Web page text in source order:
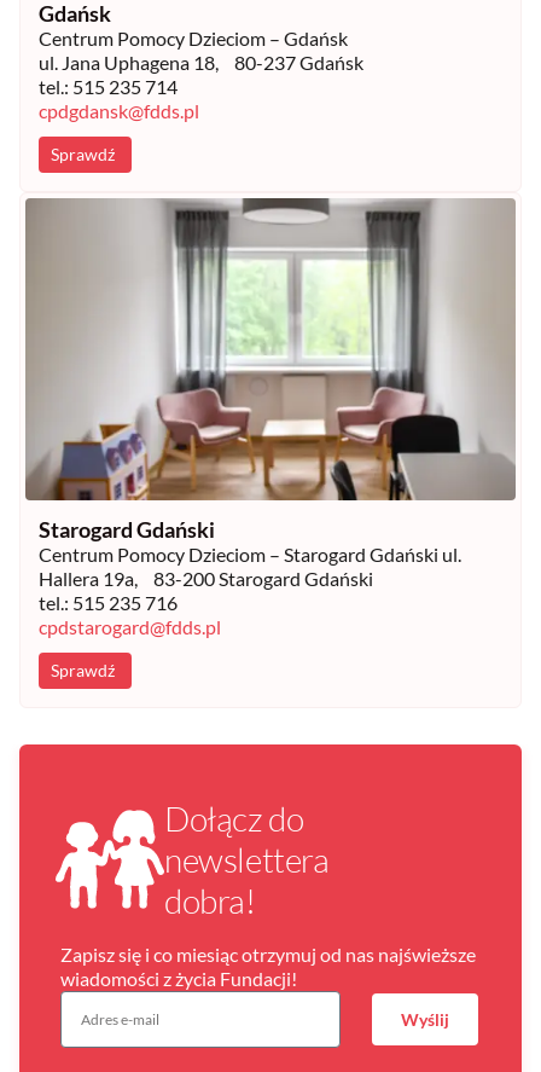
Gdańsk
Centrum Pomocy Dzieciom – Gdańsk
ul. Jana Uphagena 18, 80-237 Gdańsk
tel.: 515 235 714
cpdgdansk@fdds.pl
Sprawdź
Starogard Gdański
Centrum Pomocy Dzieciom – Starogard Gdański ul.
Hallera 19a, 83-200 Starogard Gdański
tel.: 515 235 716
cpdstarogard@fdds.pl
Sprawdź
Dołącz do
newslettera
dobra!
Zapisz się i co miesiąc otrzymuj od nas najświeższe
wiadomości z życia Fundacji!
Wyślij